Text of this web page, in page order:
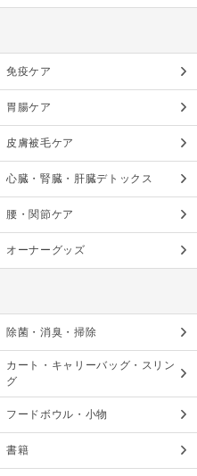
免疫ケア
胃腸ケア
皮膚被毛ケア
心臓・腎臓・肝臓デトックス
腰・関節ケア
オーナーグッズ
除菌・消臭・掃除
カート・キャリーバッグ・スリン
グ
フードボウル・小物
書籍